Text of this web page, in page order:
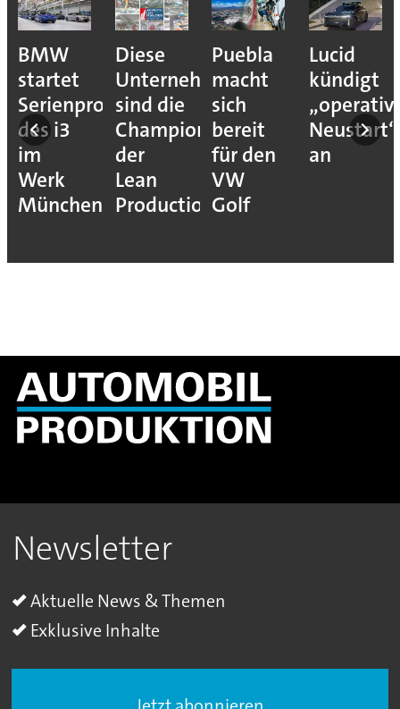
BMW
startet
Serienproduktion
des i3
im
Werk
München
Diese
Unternehmen
sind die
Champions
der
Lean
Production
Puebla
macht
sich
bereit
für den
VW
Golf
Lucid
kündigt
Neustart“
an
Newsletter
Aktuelle News & Themen
Exklusive Inhalte